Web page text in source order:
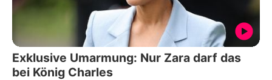
Exklusive Umarmung: Nur Zara darf das
bei König Charles